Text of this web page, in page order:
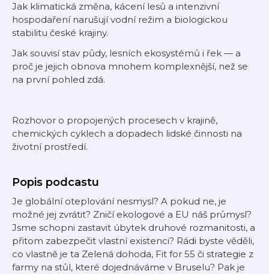
Jak klimatická změna, kácení lesů a intenzivní
hospodaření narušují vodní režim a biologickou
stabilitu české krajiny.
Jak souvisí stav půdy, lesních ekosystémů i řek — a
proč je jejich obnova mnohem komplexnější, než se
na první pohled zdá.
Rozhovor o propojených procesech v krajině,
chemických cyklech a dopadech lidské činnosti na
životní prostředí.
Popis podcastu
Je globální oteplování nesmysl? A pokud ne, je
možné jej zvrátit? Zničí ekologové a EU náš průmysl?
Jsme schopni zastavit úbytek druhové rozmanitosti, a
přitom zabezpečit vlastní existenci? Rádi byste věděli,
co vlastně je ta Zelená dohoda, Fit for 55 či strategie z
farmy na stůl, které dojednáváme v Bruselu? Pak je